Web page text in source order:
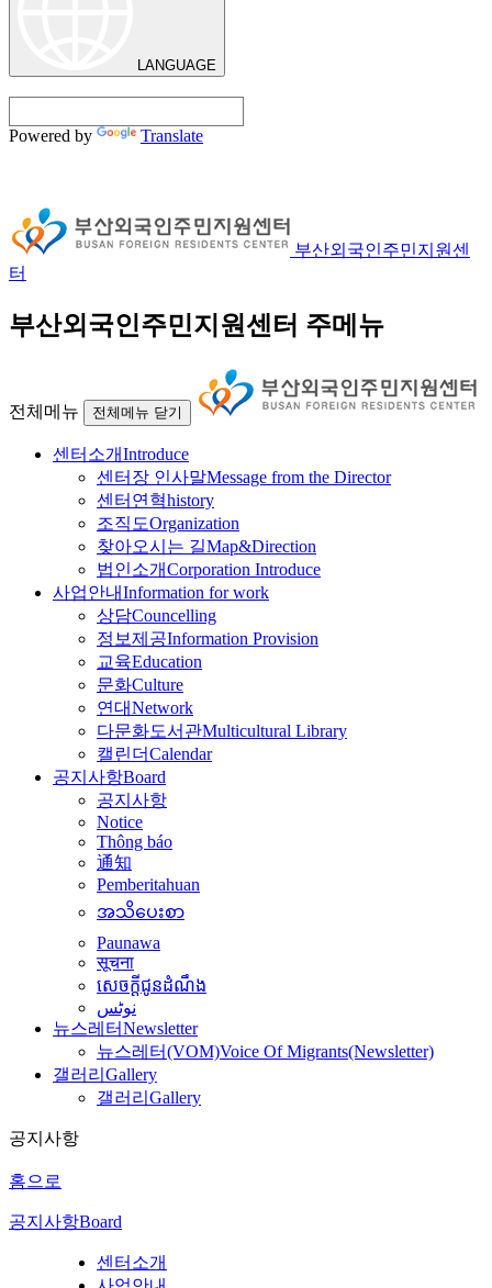
LANGUAGE
Powered by Translate
부산외국인주민지원센
터
부산외국인주민지원센터 주메뉴
전체메뉴 전체메뉴 닫기
센터소개Introduce
센터장 인사말Message from the Director
센터연혁history
조직도Organization
찾아오시는 길Map&Direction
법인소개Corporation Introduce
사업안내Information for work
상담Councelling
정보제공Information Provision
교육Education
문화Culture
연대Network
다문화도서관Multicultural Library
캘린더Calendar
공지사항Board
공지사항
Notice
Thông báo
通知
Pemberitahuan
အသိပေးစာ
Paunawa
सूचना
សេចក្តីជូនដំណឹង
نوٹس
뉴스레터Newsletter
뉴스레터(VOM)Voice Of Migrants(Newsletter)
갤러리 Gallery
갤러리 Gallery
공지사항
홈으로
공지사항Board
센터소개